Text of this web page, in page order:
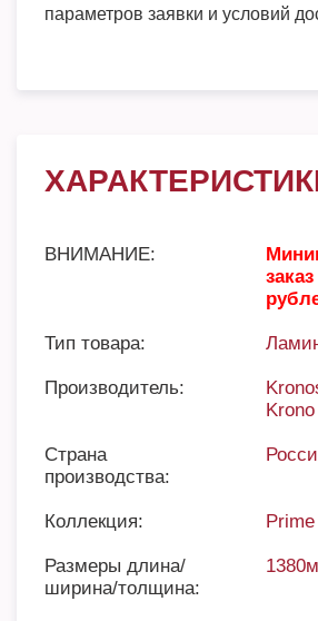
параметров заявки и условий
ВНИМАНИЕ:
Тип товара:
Производитель:
Krono
Страна
производства:
Коллекция:
Размеры длина/
ширина/толщина: